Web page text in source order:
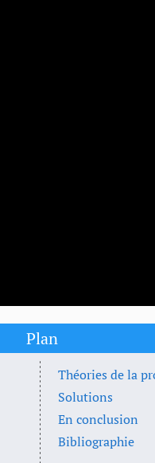
Plan
Théories de la
Solutions
En conclusion
Bibliographie